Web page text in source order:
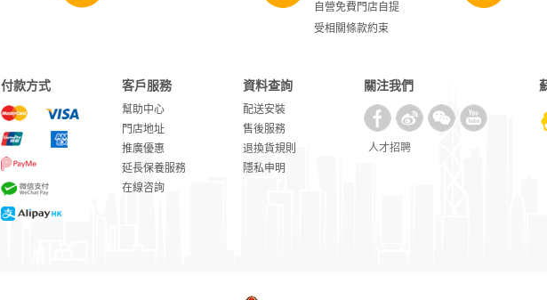
自營免費門店自提
受相關條款約束
付款方式 客戶服務
幫助中心
門店地址
推廣優惠
延長保養服務
在線咨詢
資料查詢
配送安裝
售後服務
退換貨規則
隱私申明
關注我們
人才招聘